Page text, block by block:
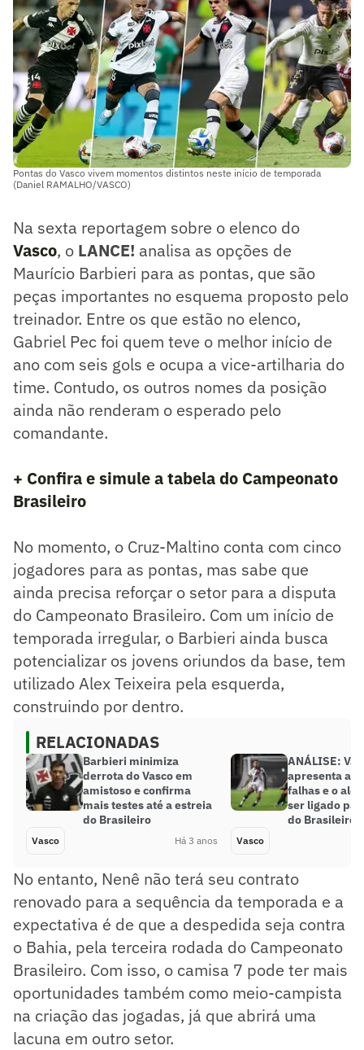
Pontas do Vasco vivem momentos distintos neste início de temporada
(Daniel RAMALHO/VASCO)
Na sexta reportagem sobre o elenco do
Vasco, o LANCE! analisa as opções de
Maurício Barbieri para as pontas, que são
peças importantes no esquema proposto pelo
treinador. Entre os que estão no elenco,
Gabriel Pec foi quem teve o melhor início de
ano com seis gols e ocupa a vice-artilharia do
time. Contudo, os outros nomes da posição
ainda não renderam o esperado pelo
comandante.
+ Confira e simule a tabela do Campeonato
Brasileiro
No momento, o Cruz-Maltino conta com cinco
jogadores para as pontas, mas sabe que
ainda precisa reforçar o setor para a disputa
do Campeonato Brasileiro. Com um início de
temporada irregular, o Barbieri ainda busca
potencializar os jovens oriundos da base, tem
utilizado Alex Teixeira pela esquerda,
construindo por dentro.
RELACIONADAS
Barbieri minimiza
derrota do Vasco em
amistoso e confirma
mais testes até a estreia
do Brasileiro
Vasco Há 3 anos
ANÁLISE:
apresenta as
falhas e o
ser ligado
do Brasileiro
Vasco
No entanto, Nenê não terá seu contrato
renovado para a sequência da temporada e a
expectativa é de que a despedida seja contra
o Bahia, pela terceira rodada do Campeonato
Brasileiro. Com isso, o camisa 7 pode ter mais
oportunidades também como meio-campista
na criação das jogadas, já que abrirá uma
lacuna em outro setor.